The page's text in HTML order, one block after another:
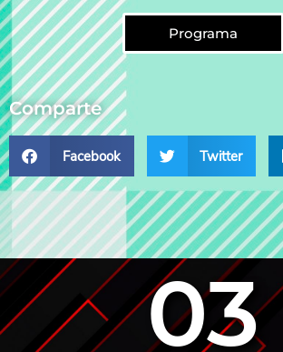
Programa
Comparte
Facebook Twitter
03